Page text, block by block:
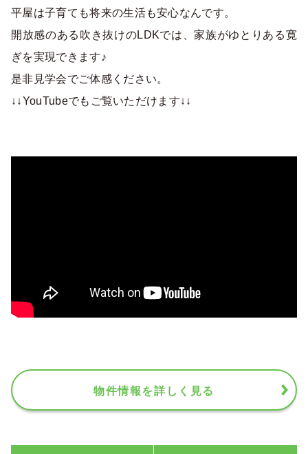
平屋は子育ても将来の生活も安心なんです。
開放感のある吹き抜けのLDKでは、家族がゆとりある寛
ぎを実現できます♪
是非見学会でご体感ください。
↓↓YouTubeでもご覧いただけます↓↓
物件情報を詳しく見る